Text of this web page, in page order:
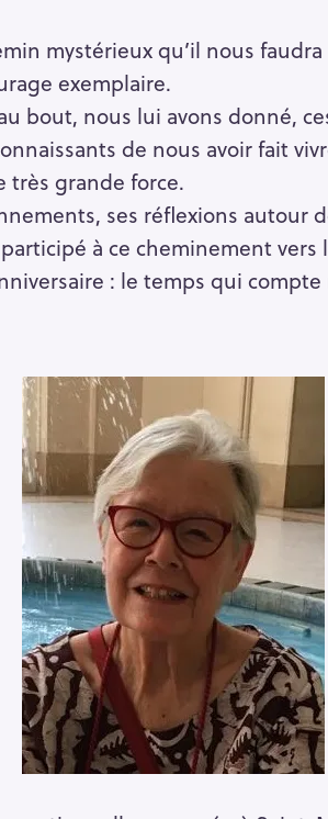
mystérieux qu’il nous
exemplaire.
bout, nous lui avons donné,
de nous avoir fait
très grande force.
ses réflexions autour
à ce cheminement
: le temps qui compte